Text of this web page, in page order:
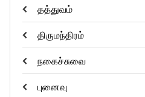
தத்துவம்
திருமந்திரம்
நகைச்சுவை
புனைவு